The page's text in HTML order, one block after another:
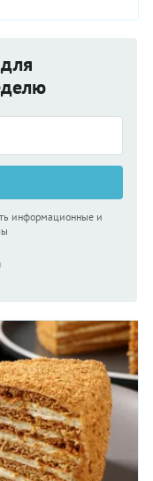
информационные и